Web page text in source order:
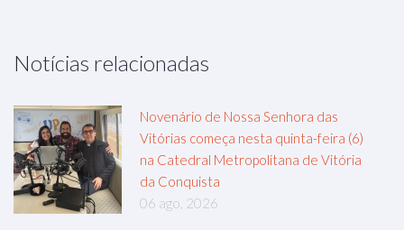
Notícias relacionadas
Novenário de Nossa Senhora das
Vitórias começa nesta quinta-feira (6)
na Catedral Metropolitana de Vitória
da Conquista
06 ago, 2026